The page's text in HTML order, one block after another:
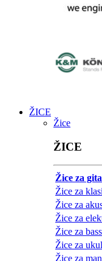
ŽICE
Žice
ŽICE
Žice za
Žice za
Žice za
Žice za
Žice za
Žice za
Žice za